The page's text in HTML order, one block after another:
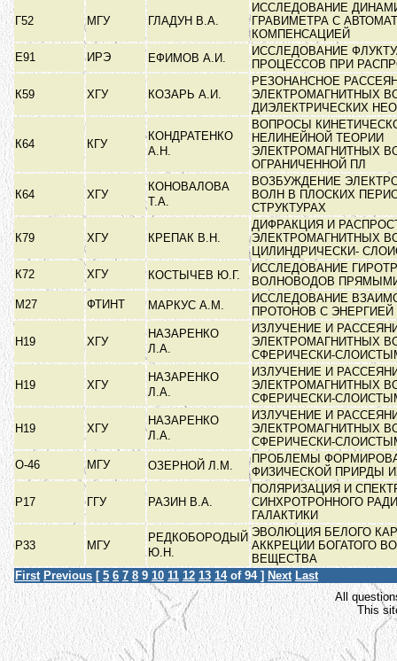
Г52 МГУ ГЛАДУН В.А.
ИССЛЕДОВАНИЕ
ГРАВИМЕТРА С
КОМПЕНСАЦИЕЙ
Е91
ИРЭ ЕФИМОВ А.И.
ИССЛЕДОВАНИЕ
ПРОЦЕССОВ ПРИ
К59 ХГУ КОЗАРЬ А.И.
РЕЗОНАНСНОЕ
ЭЛЕКТРОМАГНИТНЫХ
ДИЭЛЕКТРИЧЕСКИХ
К64 КГУ
КОНДРАТЕНКО
А.Н.
ВОПРОСЫ
НЕЛИНЕЙНОЙ ТЕОРИИ
ЭЛЕКТРОМАГНИТНЫХ
ОГРАНИЧЕННОЙ ПЛ
К64 ХГУ
КОНОВАЛОВА
Т.А.
ВОЗБУЖДЕНИЕ
ВОЛН В ПЛОСКИХ
СТРУКТУРАХ
К79 ХГУ КРЕПАК В.Н.
ДИФРАКЦИЯ И
ЭЛЕКТРОМАГНИТНЫХ
ЦИЛИНДРИЧЕСКИ-
К72
ХГУ КОСТЫЧЕВ Ю.Г.
ИССЛЕДОВАНИЕ
ВОЛНОВОДОВ
М27
ФТИНТ МАРКУС А.М.
ИССЛЕДОВАНИЕ
ПРОТОНОВ С ЭНЕРГИЕЙ
Н19 ХГУ
НАЗАРЕНКО
Л.А.
ИЗЛУЧЕНИЕ И
ЭЛЕКТРОМАГНИТНЫХ
СФЕРИЧЕСКИ-
Н19 ХГУ
НАЗАРЕНКО
Л.А.
ИЗЛУЧЕНИЕ И
ЭЛЕКТРОМАГНИТНЫХ
СФЕРИЧЕСКИ-
Н19 ХГУ
НАЗАРЕНКО
Л.А.
ИЗЛУЧЕНИЕ И
ЭЛЕКТРОМАГНИТНЫХ
СФЕРИЧЕСКИ-
О-46
МГУ ОЗЕРНОЙ Л.М.
ПРОБЛЕМЫ
ФИЗИЧЕСКОЙ ПРИРДЫ
Р17 ГГУ РАЗИН В.А.
ПОЛЯРИЗАЦИЯ И
СИНХРОТРОННОГО
ГАЛАКТИКИ
Р33 МГУ
РЕДКОБОРОДЫЙ
Ю.Н.
ЭВОЛЮЦИЯ БЕЛОГО
АККРЕЦИИ БОГАТОГО
ВЕЩЕСТВА
First Previous [ 5 6 7 8 9 10 11 12 13 14of 94 ] Next Last
All
This